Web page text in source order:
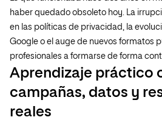
haber quedado obsoleto hoy. La
en las políticas de privacidad, la
Google o el auge de nuevos formatos
profesionales a formarse de forma
Aprendizaje práctico
campañas, datos y
reales